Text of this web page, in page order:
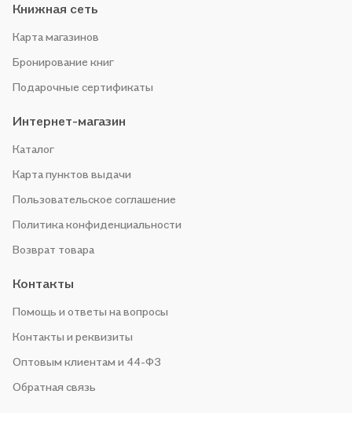
Книжная сеть
Карта магазинов
Бронирование книг
Подарочные сертификаты
Интернет-магазин
Каталог
Карта пунктов выдачи
Пользовательское соглашение
Политика конфиденциальности
Возврат товара
Контакты
Помощь и ответы на вопросы
Контакты и реквизиты
Оптовым клиентам и 44-ФЗ
Обратная связь